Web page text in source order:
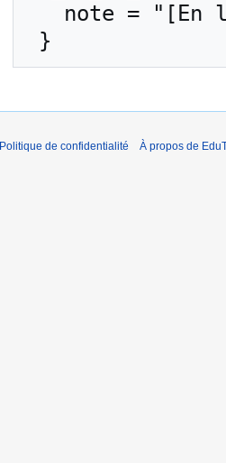
Politique de confidentialité À propos de